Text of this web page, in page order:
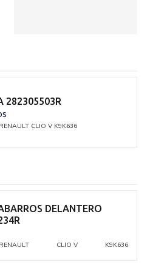
282305503R
CLIO V K9K636
DELANTERO
CLIO V K9K636